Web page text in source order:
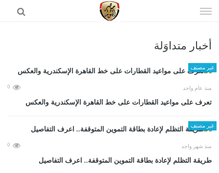
الى
أخبار متداوَلة
غير مصنف
منذ عام واحد 0
تعرف على مواعيد القطارات على خط القاهرة الإسكندرية والعكس
غير مصنف
منذ شهر واحد 0
طريقة التظلم لإعادة بطاقة التموين المتوقفة.. اعرف التفاصيل